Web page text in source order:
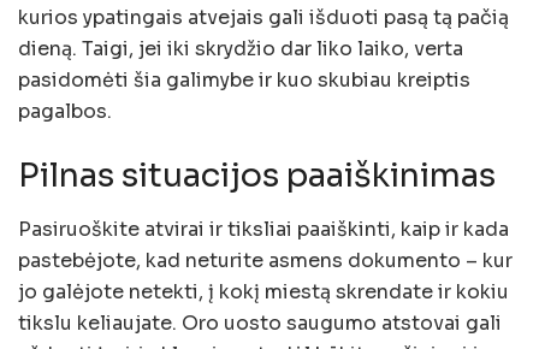
kurios ypatingais atvejais gali išduoti pasą tą pačią
dieną. Taigi, jei iki skrydžio dar liko laiko, verta
pasidomėti šia galimybe ir kuo skubiau kreiptis
pagalbos.
Pilnas situacijos paaiškinimas
Pasiruoškite atvirai ir tiksliai paaiškinti, kaip ir kada
pastebėjote, kad neturite asmens dokumento – kur
jo galėjote netekti, į kokį miestą skrendate ir kokiu
tikslu keliaujate. Oro uosto saugumo atstovai gali